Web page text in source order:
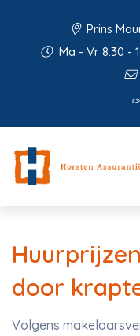
Prins
Ma - Vr 8:30 -
door
Volgens